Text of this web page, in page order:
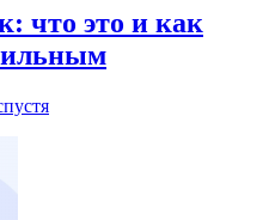
что это и как